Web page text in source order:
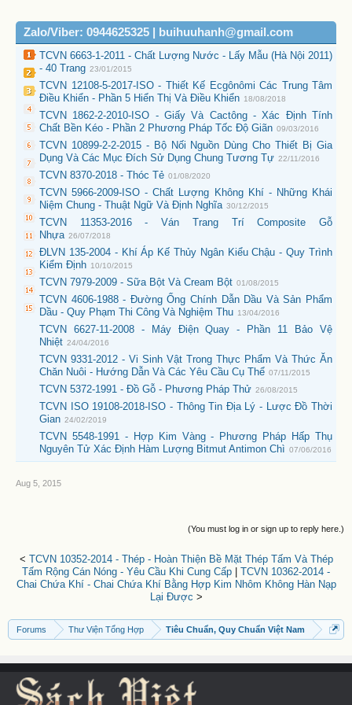
Zalo/Viber: 0944625325 | buihuuhanh@gmail.com
TCVN 6663-1-2011 - Chất Lượng Nước - Lấy Mẫu (Hà Nội 2011)
- 40 Trang 23/01/2015
TCVN 12108-5-2017-ISO - Thiết Kế Ecgônômi Các Trung Tâm
Điều Khiển - Phần 5 Hiển Thị Và Điều Khiển 18/08/2018
TCVN 1862-2-2010-ISO - Giấy Và Cactông - Xác Định Tính
Chất Bền Kéo - Phần 2 Phương Pháp Tốc Độ Giãn 09/03/2016
TCVN 10899-2-2-2015 - Bộ Nối Nguồn Dùng Cho Thiết Bị Gia
Dụng Và Các Mục Đích Sử Dụng Chung Tương Tự 22/11/2016
TCVN 8370-2018 - Thóc Tẻ 01/08/2020
TCVN 5966-2009-ISO - Chất Lượng Không Khí - Những Khái
Niệm Chung - Thuật Ngữ Và Định Nghĩa 30/12/2015
TCVN 11353-2016 - Ván Trang Trí Composite Gỗ
Nhựa 26/07/2018
ĐLVN 135-2004 - Khí Áp Kế Thủy Ngân Kiểu Chậu - Quy Trình
Kiểm Định 10/10/2015
TCVN 7979-2009 - Sữa Bột Và Cream Bột 01/08/2015
TCVN 4606-1988 - Đường Ống Chính Dẫn Dầu Và Sản Phẩm
Dầu - Quy Phạm Thi Công Và Nghiệm Thu 13/04/2016
TCVN 6627-11-2008 - Máy Điện Quay - Phần 11 Bảo Vệ
Nhiệt 24/04/2016
TCVN 9331-2012 - Vi Sinh Vật Trong Thực Phẩm Và Thức Ăn
Chăn Nuôi - Hướng Dẫn Và Các Yêu Cầu Cụ Thể 07/11/2015
TCVN 5372-1991 - Đồ Gỗ - Phương Pháp Thử 26/08/2015
TCVN ISO 19108-2018-ISO - Thông Tin Địa Lý - Lược Đồ Thời
Gian 24/02/2019
TCVN 5548-1991 - Hợp Kim Vàng - Phương Pháp Hấp Thụ
Nguyên Tử Xác Định Hàm Lượng Bitmut Antimon Chì 07/06/2016
Aug 5, 2015
(You must log in or sign up to reply here.)
< TCVN 10352-2014 - Thép - Hoàn Thiện Bề Mặt Thép Tấm Và Thép
Tấm Rộng Cán Nóng - Yêu Cầu Khi Cung Cấp
TCVN 10362-2014 -
Chai Chứa Khí - Chai Chứa Khí Bằng Hợp Kim Nhôm Không Hàn Nạp
Lại Được >
Forums Thư Viện Tổng Hợp Tiêu Chuẩn, Quy Chuẩn Việt Nam